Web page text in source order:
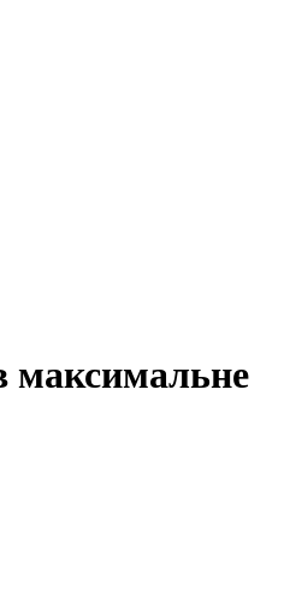
максимальне